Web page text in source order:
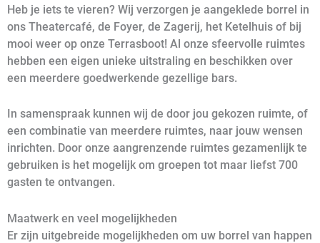
Heb je iets te vieren? Wij verzorgen je aangeklede borrel in
ons Theatercafé, de Foyer, de Zagerij, het Ketelhuis of bij
mooi weer op onze Terrasboot! Al onze sfeervolle ruimtes
hebben een eigen unieke uitstraling en beschikken over
een meerdere goedwerkende gezellige bars.
In samenspraak kunnen wij de door jou gekozen ruimte, of
een combinatie van meerdere ruimtes, naar jouw wensen
inrichten. Door onze aangrenzende ruimtes gezamenlijk te
gebruiken is het mogelijk om groepen tot maar liefst 700
gasten te ontvangen.
Maatwerk en veel mogelijkheden
Er zijn uitgebreide mogelijkheden om uw borrel van happen